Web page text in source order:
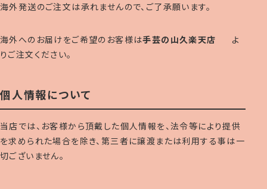
海外発送のご注文は承れませんので、ご了承願います。
海外へのお届けをご希望のお客様は手芸の山久楽天店
よ
りご注文ください。
個人情報について
当店では、お客様から頂戴した個人情報を、法令等により提供
を求められた場合を除き、第三者に譲渡または利用する事は一
切ございません。